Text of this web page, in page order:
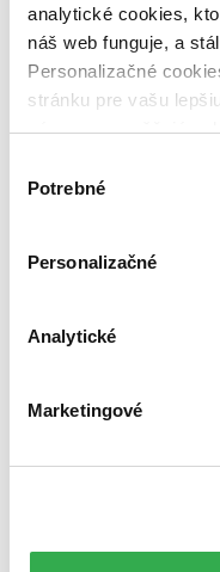
analytické cookies,
náš web funguje, a
Personalizačné
stránku pre vašu
nám zas umožňujú
nám pomohlo, keby
súhlasu
Potrebné
Personalizačné
Analytické
Marketingové
čítaná (0 titulov)
čítaná - výborný
čítaná - mierne
opotrebovaná
čítané verzie
Bestsellery
Najdrahšie
Najlacnejšie